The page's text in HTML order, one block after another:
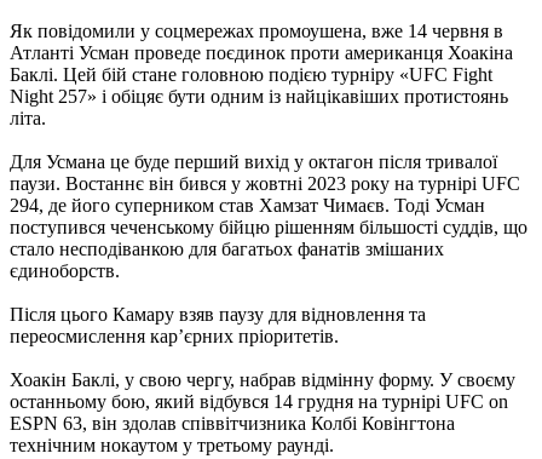
Як повідомили у соцмережах промоушена, вже 14 червня в
Атланті Усман проведе поєдинок проти американця Хоакіна
Баклі. Цей бій стане головною подією турніру «UFC Fight
Night 257» і обіцяє бути одним із найцікавіших протистоянь
літа.
Для Усмана це буде перший вихід у октагон після тривалої
паузи. Востаннє він бився у жовтні 2023 року на турнірі UFC
294, де його суперником став Хамзат Чимаєв. Тоді Усман
поступився чеченському бійцю рішенням більшості суддів, що
стало несподіванкою для багатьох фанатів змішаних
єдиноборств.
Після цього Камару взяв паузу для відновлення та
переосмислення кар’єрних пріоритетів.
Хоакін Баклі, у свою чергу, набрав відмінну форму. У своєму
останньому бою, який відбувся 14 грудня на турнірі UFC on
ESPN 63, він здолав співвітчизника Колбі Ковінгтона
технічним нокаутом у третьому раунді.